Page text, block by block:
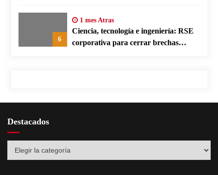
6
1 mes Atras
Ciencia, tecnología e ingeniería: RSE
corporativa para cerrar brechas
Destacados